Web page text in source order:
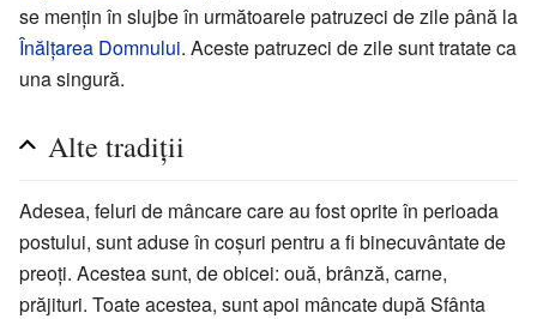
se mențin în slujbe în următoarele patruzeci de zile până la
Înălțarea Domnului. Aceste patruzeci de zile sunt tratate ca
una singură.
Alte tradiții
Adesea, feluri de mâncare care au fost oprite în perioada
postului, sunt aduse în coșuri pentru a fi binecuvântate de
preoți. Acestea sunt, de obicei: ouă, brânză, carne,
prăjituri. Toate acestea, sunt apoi mâncate după Sfânta